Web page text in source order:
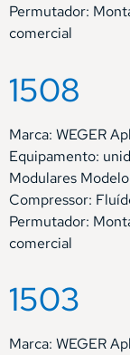
Permutador:
comercial
1508
Marca: WEGER
Equipamento:
Modulares
Compressor:
Permutador:
comercial
1503
Marca: WEGER